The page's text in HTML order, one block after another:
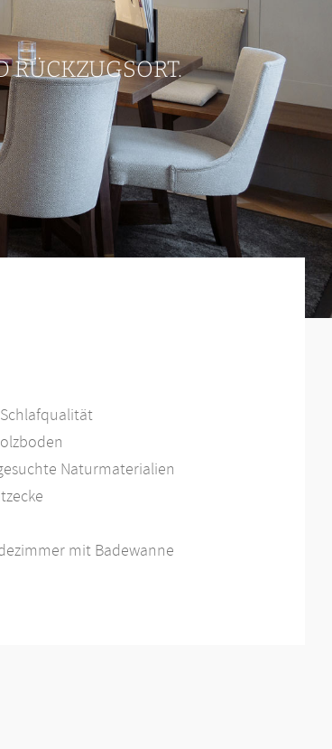
Naturmaterialien
mit Badewanne